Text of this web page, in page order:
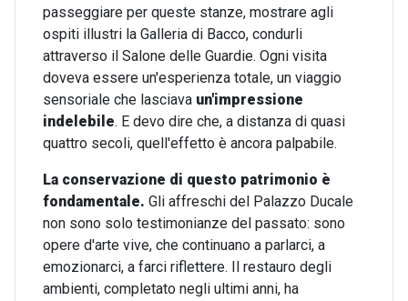
passeggiare per queste stanze, mostrare agli
ospiti illustri la Galleria di Bacco, condurli
attraverso il Salone delle Guardie. Ogni visita
doveva essere un'esperienza totale, un viaggio
sensoriale che lasciava un'impressione
indelebile. E devo dire che, a distanza di quasi
quattro secoli, quell'effetto è ancora palpabile.
La conservazione di questo patrimonio è
fondamentale. Gli affreschi del Palazzo Ducale
non sono solo testimonianze del passato: sono
opere d'arte vive, che continuano a parlarci, a
emozionarci, a farci riflettere. Il restauro degli
ambienti, completato negli ultimi anni, ha